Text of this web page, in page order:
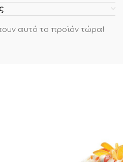
αυτό το προϊόν τώρα!